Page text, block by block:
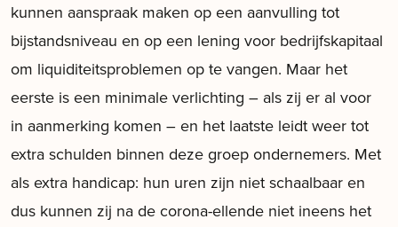
kunnen aanspraak maken op een aanvulling tot
bijstandsniveau en op een lening voor bedrijfskapitaal
om liquiditeitsproblemen op te vangen. Maar het
eerste is een minimale verlichting – als zij er al voor
in aanmerking komen – en het laatste leidt weer tot
extra schulden binnen deze groep ondernemers. Met
als extra handicap: hun uren zijn niet schaalbaar en
dus kunnen zij na de corona-ellende niet ineens het